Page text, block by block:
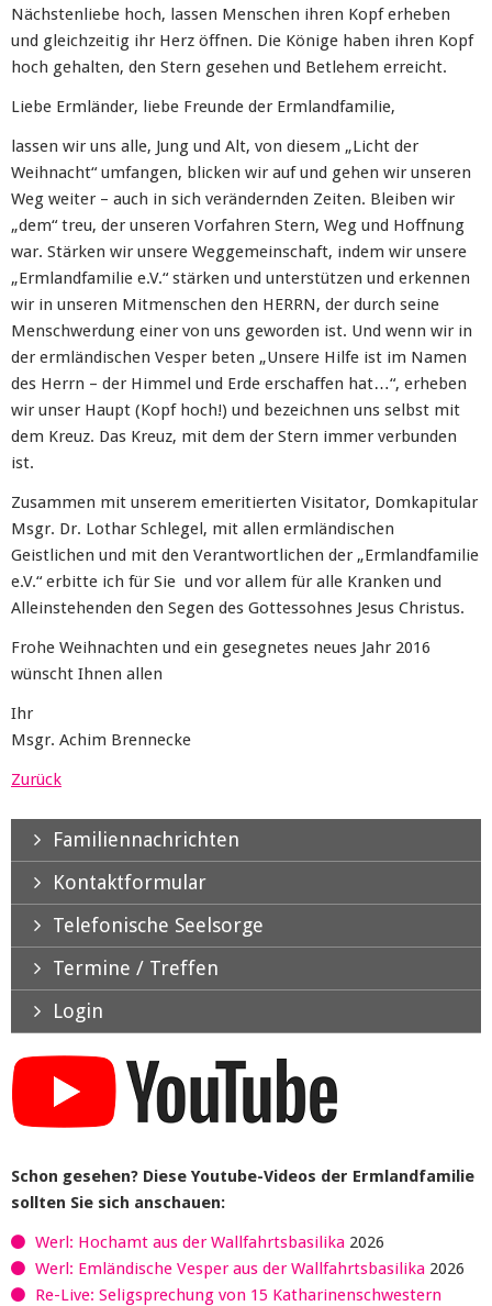
Nächstenliebe hoch, lassen Menschen ihren Kopf erheben
und gleichzeitig ihr Herz öffnen. Die Könige haben ihren Kopf
hoch gehalten, den Stern gesehen und Betlehem erreicht.
Liebe Ermländer, liebe Freunde der Ermlandfamilie,
lassen wir uns alle, Jung und Alt, von diesem „Licht der
Weihnacht“ umfangen, blicken wir auf und gehen wir unseren
Weg weiter – auch in sich verändernden Zeiten. Bleiben wir
„dem“ treu, der unseren Vorfahren Stern, Weg und Hoffnung
war. Stärken wir unsere Weggemeinschaft, indem wir unsere
„Ermlandfamilie e.V.“ stärken und unterstützen und erkennen
wir in unseren Mitmenschen den HERRN, der durch seine
Menschwerdung einer von uns geworden ist. Und wenn wir in
der ermländischen Vesper beten „Unsere Hilfe ist im Namen
des Herrn – der Himmel und Erde erschaffen hat…“, erheben
wir unser Haupt (Kopf hoch!) und bezeichnen uns selbst mit
dem Kreuz. Das Kreuz, mit dem der Stern immer verbunden
ist.
Zusammen mit unserem emeritierten Visitator, Domkapitular
Msgr. Dr. Lothar Schlegel, mit allen ermländischen
Geistlichen und mit den Verantwortlichen der „Ermlandfamilie
e.V.“ erbitte ich für Sie und vor allem für alle Kranken und
Alleinstehenden den Segen des Gottessohnes Jesus Christus.
Frohe Weihnachten und ein gesegnetes neues Jahr 2016
wünscht Ihnen allen
Ihr
Msgr. Achim Brennecke
Zurück
Familiennachrichten
Kontaktformular
Telefonische Seelsorge
Termine / Treffen
Login
Schon gesehen? Diese Youtube-Videos der Ermlandfamilie
sollten Sie sich anschauen:
Werl: Hochamt aus der Wallfahrtsbasilika 2026
Werl: Emländische Vesper aus der Wallfahrtsbasilika 2026
Re-Live: Seligsprechung von 15 Katharinenschwestern